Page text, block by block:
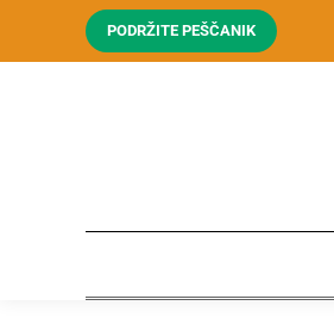
PODRŽITE PEŠČANIK